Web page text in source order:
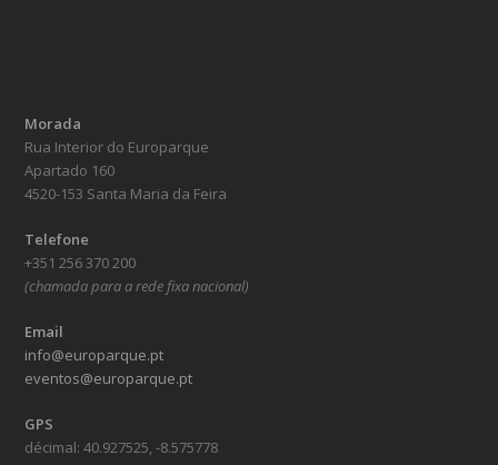
Morada
Rua Interior do Europarque
Apartado 160
4520-153 Santa Maria da Feira
Telefone
+351 256 370 200
(chamada para a rede fixa nacional)
Email
info@europarque.pt
eventos@europarque.pt
GPS
décimal: 40.927525, -8.575778